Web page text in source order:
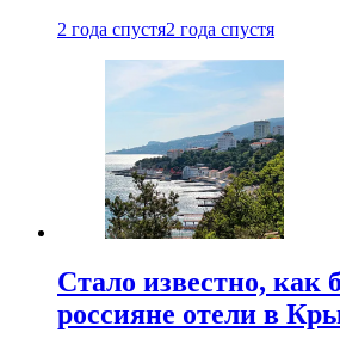
2 года спустя2 года спустя
Стало известно, как
россияне отели в